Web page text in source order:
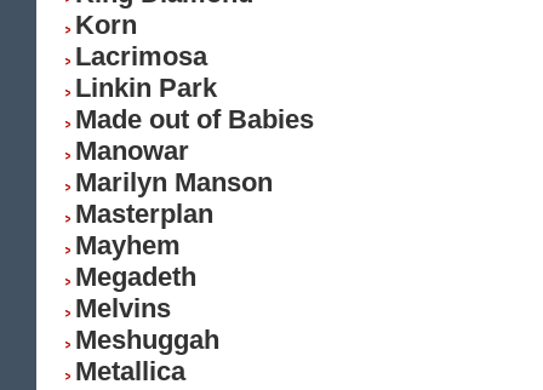
Korn
Lacrimosa
Linkin Park
Made out of Babies
Manowar
Marilyn Manson
Masterplan
Mayhem
Megadeth
Melvins
Meshuggah
Metallica